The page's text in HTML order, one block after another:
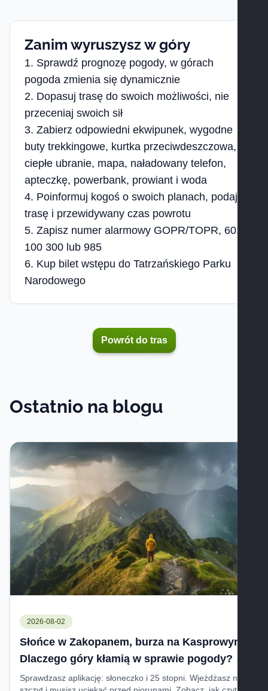
Zanim wyruszysz w góry
Sprawdź prognozę pogody, w górach
pogoda zmienia się dynamicznie
Dopasuj trasę do swoich możliwości, nie
przeceniaj swoich sił
Zabierz odpowiedni ekwipunek, wygodne
buty trekkingowe, kurtka przeciwdeszczowa,
ciepłe ubranie, mapa, naładowany telefon,
apteczkę, powerbank, prowiant i woda
Poinformuj kogoś o swoich planach, podaj
trasę i przewidywany czas powrotu
Zapisz numer alarmowy GOPR/TOPR, 601
100 300 lub 985
Kup bilet wstępu do Tatrzańskiego Parku
Narodowego
Powrót do tras
Ostatnio na blogu
2026-08-02
Słońce w Zakopanem, burza na Kasprowym.
Dlaczego góry kłamią w sprawie pogody?
Sprawdzasz aplikację: słoneczko i 25 stopni. Wjeżdżasz na